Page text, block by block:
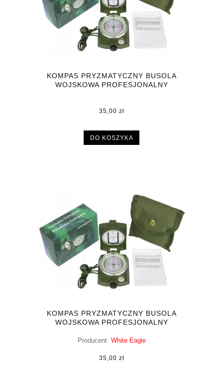
KOMPAS PRYZMATYCZNY BUSOLA
WOJSKOWA PROFESJONALNY
35,00 zł
DO KOSZYKA
KOMPAS PRYZMATYCZNY BUSOLA
WOJSKOWA PROFESJONALNY
Producent: White Eagle
35,00 zł